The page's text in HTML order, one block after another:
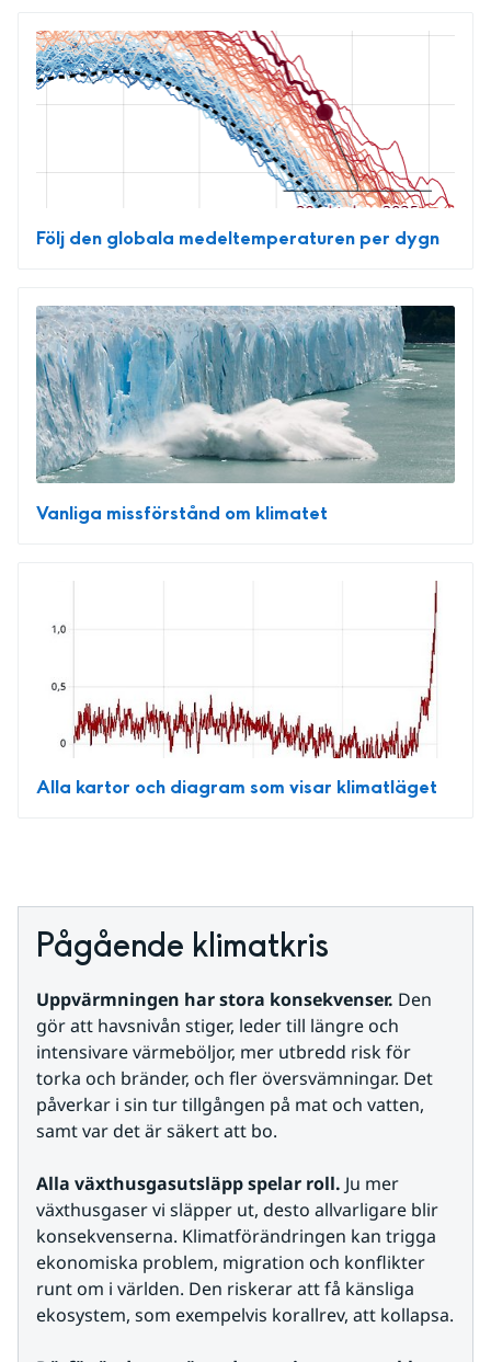
Följ den globala medeltemperaturen per dygn
Vanliga missförstånd om klimatet
Alla kartor och diagram som visar klimatläget
Pågående klimatkris
Uppvärmningen har stora konsekvenser. Den
gör att havsnivån stiger, leder till längre och
intensivare värmeböljor, mer utbredd risk för
torka och bränder, och fler översvämningar. Det
påverkar i sin tur tillgången på mat och vatten,
samt var det är säkert att bo.
Alla växthusgasutsläpp spelar roll. Ju mer
växthusgaser vi släpper ut, desto allvarligare blir
konsekvenserna. Klimatförändringen kan trigga
ekonomiska problem, migration och konflikter
runt om i världen. Den riskerar att få känsliga
ekosystem, som exempelvis korallrev, att kollapsa.